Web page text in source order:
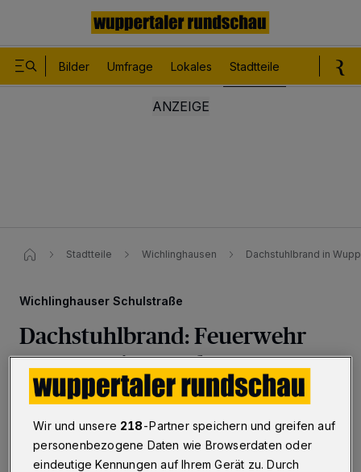
Bilder Umfrage Lokales Stadtteile
Stadtteile Wichlinghausen Dachstuhlbrand in
Wichlinghauser Schulstraße
Dachstuhlbrand: Feuerwehr
rettet zwei Menschen
Wuppertal·An der Wichlinghauser Schulstraße hat am
Dienstagmorgen (28. Dezember 2021) der Dachstuhl
eines Fachwerkhauses gebrannt. Die Feuerwehr rettete
zwei Personen aus dem Gebäude.
Wir und unsere 218-Partner speichern und greifen auf
personenbezogene Daten wie Browserdaten oder
eindeutige Kennungen auf Ihrem Gerät zu. Durch